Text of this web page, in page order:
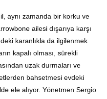
aynı zamanda bir korku ve
ailesi dışarıya karşı
karanlıkla da ilgilenmek
kapalı olması, sürekli
uzak durmaları ve
bahsetmesi evdeki
ele alıyor. Yönetmen Sergio